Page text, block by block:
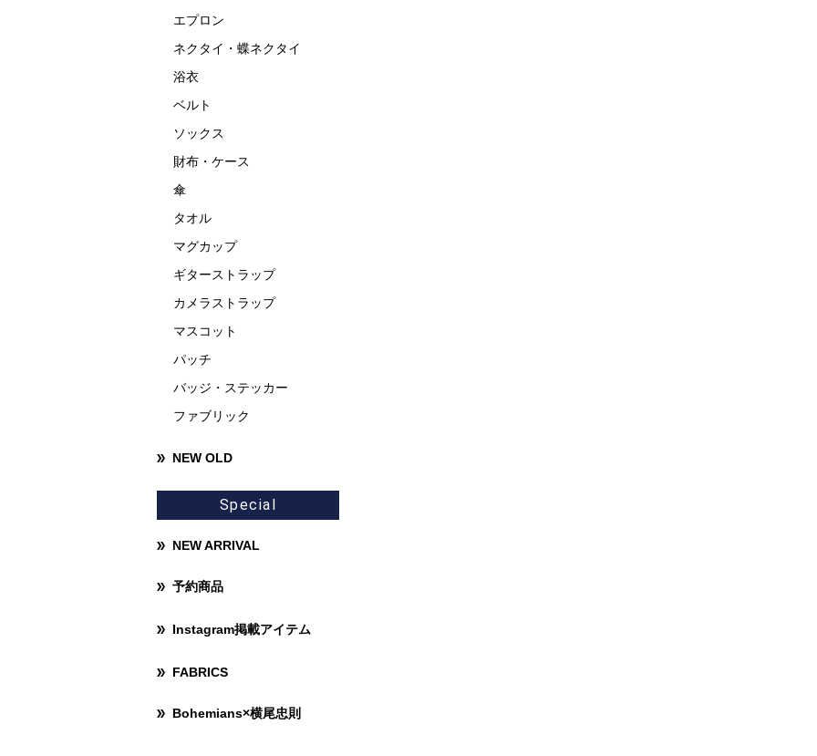
エプロン
ネクタイ・蝶ネクタイ
浴衣
ベルト
ソックス
財布・ケース
傘
タオル
マグカップ
ギターストラップ
カメラストラップ
マスコット
パッチ
バッジ・ステッカー
ファブリック
NEW OLD
Special
NEW ARRIVAL
予約商品
Instagram掲載アイテム
FABRICS
Bohemians×横尾忠則